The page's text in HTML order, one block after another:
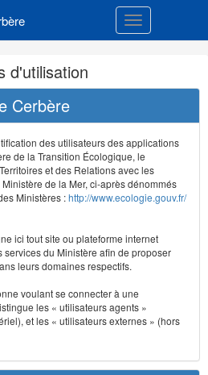
Toggle
d'utilisation
Cerbère
des utilisateurs des applications
de la Transition Écologique, le
et des Relations avec les
de la Mer, ci-après dénommés
Ministères :http://www.ecologie.gouv.fr/
ici tout site ou plateforme internet
du Ministère afin de proposer
leurs domaines respectifs.
voulant se connecter à une
les « utilisateurs agents »
et les « utilisateurs externes » (hors